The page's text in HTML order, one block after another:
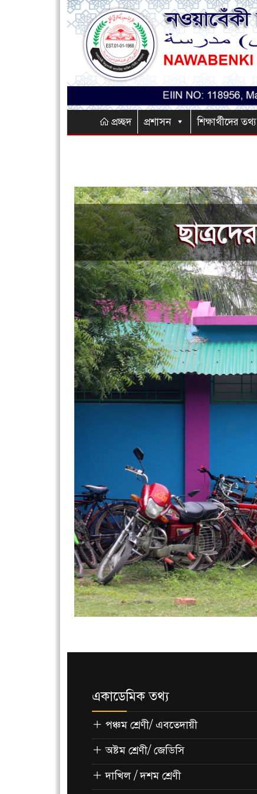
প্রচ্ছদ প্রশাসন শিক্ষার্থীদের তথ্য
একাডেমিক তথ্য
পঞ্চম শ্রেণী/ এবতেদায়ী
অষ্টম শ্রেণী/ জেডিসি
দাখিল / দশম শ্রেণী